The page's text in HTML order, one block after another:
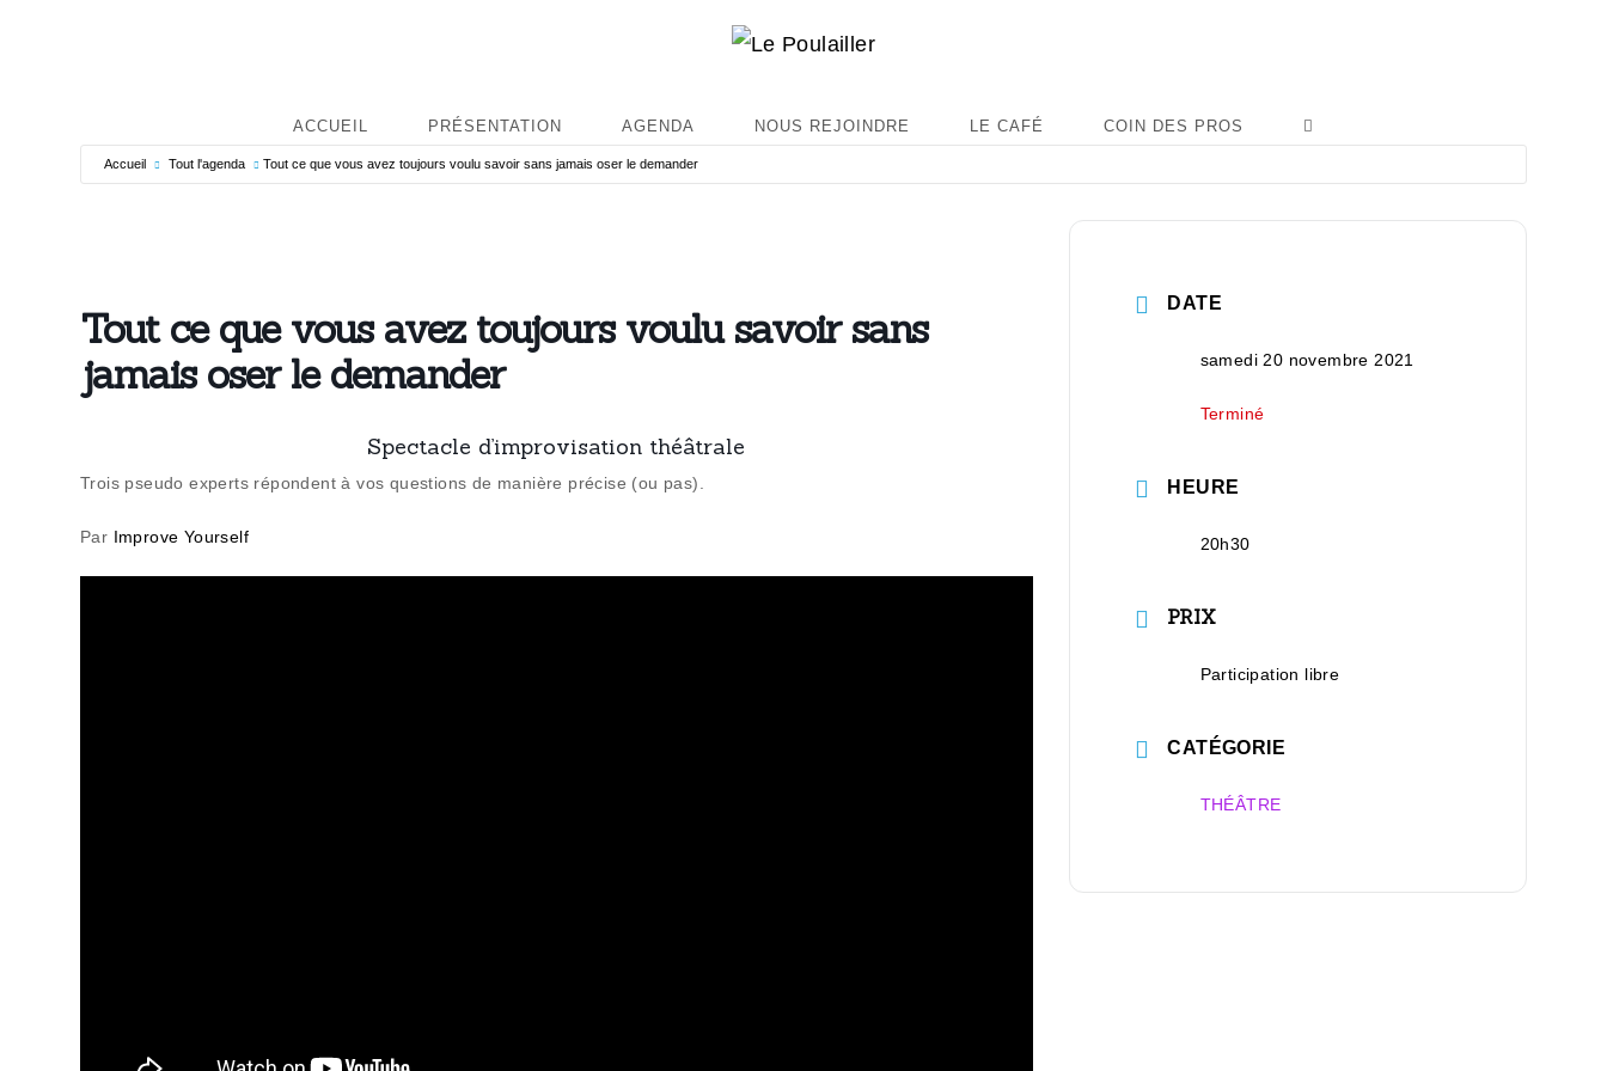
ACCUEIL PRÉSENTATION AGENDA NOUS REJOINDRE LE CAFÉ COIN DES PROS
Accueil Tout l'agenda Tout ce que vous avez toujours voulu savoir sans jamais oser le demander
Tout ce que vous avez toujours voulu savoir sans
jamais oser le demander
Spectacle d’improvisation théâtrale
Trois pseudo experts répondent à vos questions de manière précise (ou pas).
Par Improve Yourself
DATE
samedi 20 novembre 2021
Terminé
HEURE
20h30
PRIX
Participation libre
CATÉGORIE
THÉÂTRE